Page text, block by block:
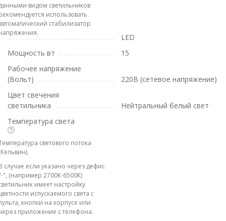
видом светильников
использовать
стабилизатор
LED
Мощность вт
15
Рабочее напряжение
(Вольт)
220В (сетевое напряжение)
Цвет свечения
светильника
Нейтральный белый свет
Температура света
светового потока
случае если указано через дефис
", (например 2700К-6500К)
имеет настройку
испускаемого света с
кнопки на корпусе или
приложение с телефона.